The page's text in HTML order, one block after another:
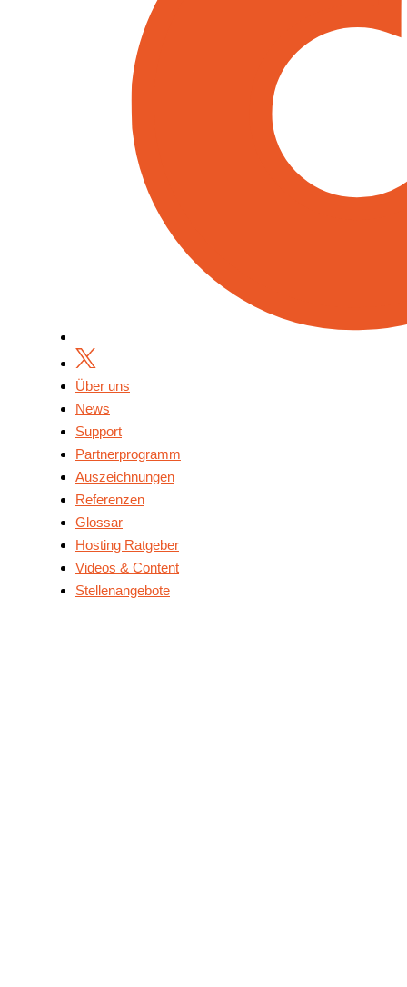
Über uns
News
Support
Partnerprogramm
Auszeichnungen
Referenzen
Glossar
Hosting Ratgeber
Videos & Content
Stellenangebote